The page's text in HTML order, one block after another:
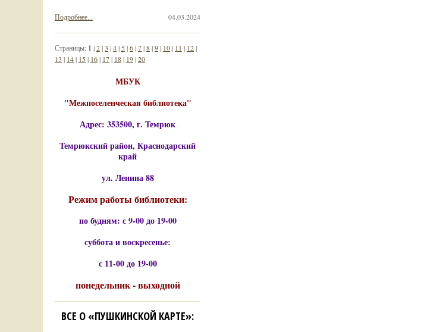
04.03.2024
Подробнее...
Страницы: 1 |2|3 |4| 5|6|7|8|9| 10| 11 | 12|
13 | 14| 15| 16| 17| 18| 19|20
МБУК
"Межпоселенческая библиотека"
Адрес: 353500, г. Темрюк
Темрюкский район, Краснодарский
край
ул. Ленина 88
Режим работы библиотеки:
по будням: с 9-00 до 19-00
суббота и воскресенье:
с 11-00 до 19-00
понедельник - выходной
ВСЕ О «ПУШКИНСКОЙ КАРТЕ»: